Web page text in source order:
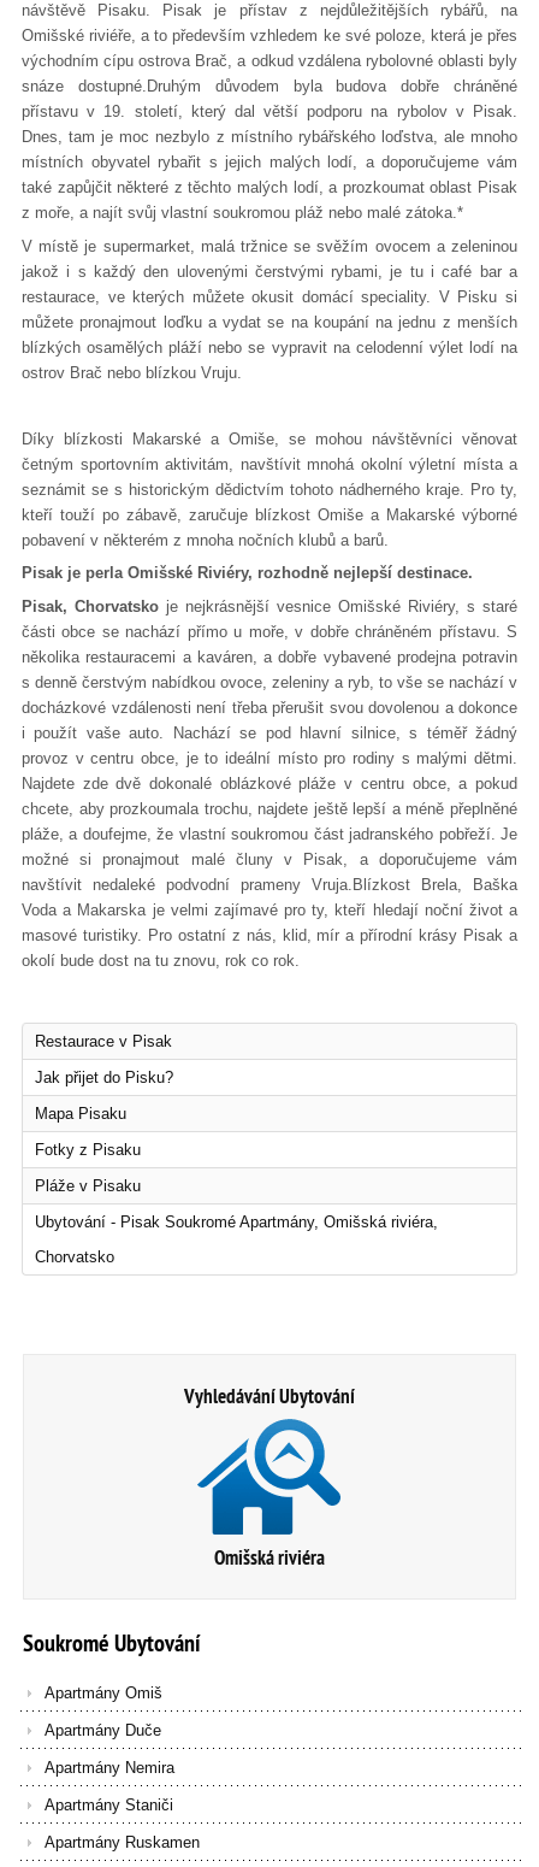
návštěvě Pisaku. Pisak je přístav z nejdůležitějších rybářů, na
Omišské riviéře, a to především vzhledem ke své poloze, která je přes
východním cípu ostrova Brač, a odkud vzdálena rybolovné oblasti byly
snáze dostupné.Druhým důvodem byla budova dobře chráněné
přístavu v 19. století, který dal větší podporu na rybolov v Pisak.
Dnes, tam je moc nezbylo z místního rybářského loďstva, ale mnoho
místních obyvatel rybařit s jejich malých lodí, a doporučujeme vám
také zapůjčit některé z těchto malých lodí, a prozkoumat oblast Pisak
z moře, a najít svůj vlastní soukromou pláž nebo malé zátoka.*
V místě je supermarket, malá tržnice se svěžím ovocem a zeleninou
jakož i s každý den ulovenými čerstvými rybami, je tu i café bar a
restaurace, ve kterých můžete okusit domácí speciality. V Pisku si
můžete pronajmout loďku a vydat se na koupání na jednu z menších
blízkých osamělých pláží nebo se vypravit na celodenní výlet lodí na
ostrov Brač nebo blízkou Vruju.
Díky blízkosti Makarské a Omiše, se mohou návštěvníci věnovat
četným sportovním aktivitám, navštívit mnohá okolní výletní místa a
seznámit se s historickým dědictvím tohoto nádherného kraje. Pro ty,
kteří touží po zábavě, zaručuje blízkost Omiše a Makarské výborné
pobavení v některém z mnoha nočních klubů a barů.
Pisak je perla Omišské Riviéry, rozhodně nejlepší destinace.
Pisak, Chorvatsko je nejkrásnější vesnice Omišské Riviéry, s staré
části obce se nachází přímo u moře, v dobře chráněném přístavu. S
několika restauracemi a kaváren, a dobře vybavené prodejna potravin
s denně čerstvým nabídkou ovoce, zeleniny a ryb, to vše se nachází v
docházkové vzdálenosti není třeba přerušit svou dovolenou a dokonce
i použít vaše auto. Nachází se pod hlavní silnice, s téměř žádný
provoz v centru obce, je to ideální místo pro rodiny s malými dětmi.
Najdete zde dvě dokonalé oblázkové pláže v centru obce, a pokud
chcete, aby prozkoumala trochu, najdete ještě lepší a méně přeplněné
pláže, a doufejme, že vlastní soukromou část jadranského pobřeží. Je
možné si pronajmout malé čluny v Pisak, a doporučujeme vám
navštívit nedaleké podvodní prameny Vruja.Blízkost Brela, Baška
Voda a Makarska je velmi zajímavé pro ty, kteří hledají noční život a
masové turistiky. Pro ostatní z nás, klid, mír a přírodní krásy Pisak a
okolí bude dost na tu znovu, rok co rok.
Restaurace v Pisak
Jak přijet do Pisku?
Mapa Pisaku
Fotky z Pisaku
Pláže v Pisaku
Ubytování - Pisak Soukromé Apartmány, Omišská riviéra,
Chorvatsko
Vyhledávání Ubytování
Omišská riviéra
SoukroméUbytování
Apartmány Omiš
Apartmány Duče
Apartmány Nemira
Apartmány Staniči
Apartmány Ruskamen